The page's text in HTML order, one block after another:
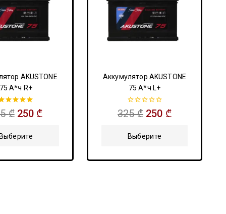
AKUSTONE
А*ч R+
5.00
из 5
₾ 250 ₾
Аккумулятор AKUSTONE
75 А*ч L+
0
из
325₾ 250 ₾
Выберите